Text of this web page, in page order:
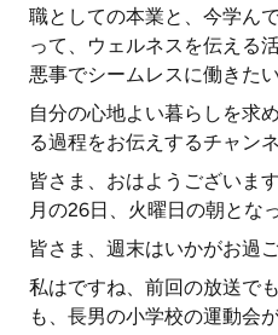
職としての本業と、今学ん
って、ウェルネスを伝える
悪事でシームレスに働きたい
自分の心地よい暮らしを求
る過程をお伝えするチャンネ
皆さま、おはようございま
月の26日、火曜日の朝とな
皆さま、週末はいかがお過
私はですね、前回の放送で
も、長男の小学校の運動会